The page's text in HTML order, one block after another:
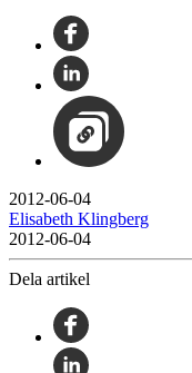
2012-06-04
Elisabeth Klingberg
2012-06-04
Dela artikel